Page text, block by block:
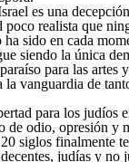
es una
poco realista que
sido en cada
siendo la única
para las artes
la vanguardia de
para los judíos
de odio, opresión y
siglos finalmente
judías y no